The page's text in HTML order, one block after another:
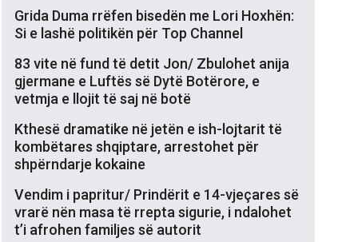
Grida Duma rrëfen bisedën me Lori Hoxhën:
Si e lashë politikën për Top Channel
83 vite në fund të detit Jon/ Zbulohet anija
gjermane e Luftës së Dytë Botërore, e
vetmja e llojit të saj në botë
Kthesë dramatike në jetën e ish-lojtarit të
kombëtares shqiptare, arrestohet për
shpërndarje kokaine
Vendim i papritur/ Prindërit e 14-vjeçares së
vrarë nën masa të rrepta sigurie, i ndalohet
t’i afrohen familjes së autorit